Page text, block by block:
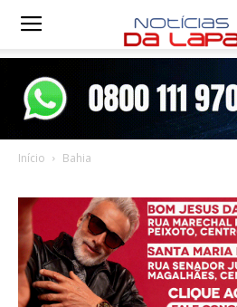
Notícias
Início Bahia